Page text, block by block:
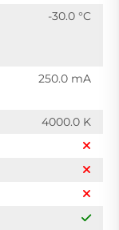
-30.0 °C
250.0 mA
4000.0 K